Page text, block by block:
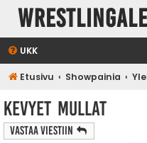
UKK
Etusivu Showpainia
Kevyet mullat
Vastaa Viestiin